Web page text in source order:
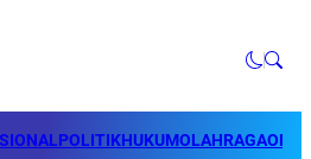
POLITIKHUKUMOLAHRAGAOPINI